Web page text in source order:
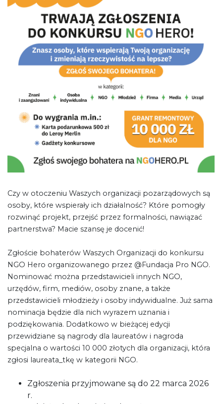
Czy w otoczeniu Waszych organizacji pozarządowych są
osoby, które wspierały ich działalność? Które pomogły
rozwinąć projekt, przejść przez formalności, nawiązać
partnerstwa? Macie szansę je docenić!
Zgłoście bohaterów Waszych Organizacji do konkursu
NGO Hero organizowanego przez @Fundacja Pro NGO.
Nominować można przedstawicieli innych NGO,
urzędów, firm, mediów, osoby znane, a także
przedstawicieli młodzieży i osoby indywidualne. Już sama
nominacja będzie dla nich wyrazem uznania i
podziękowania. Dodatkowo w bieżącej edycji
przewidziane są nagrody dla laureatów i nagroda
specjalna o wartości 10 000 złotych dla organizacji, która
zgłosi laureata_tkę w kategorii NGO.
Zgłoszenia przyjmowane są do 22 marca 2026
r.